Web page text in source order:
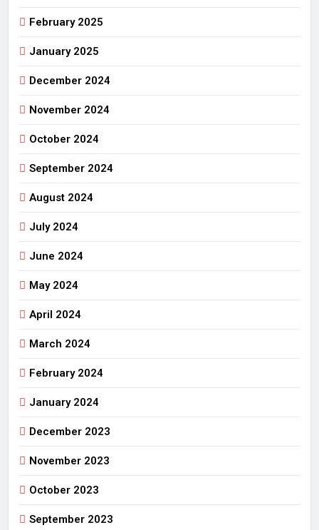
February 2025
January 2025
December 2024
November 2024
October 2024
September 2024
August 2024
July 2024
June 2024
May 2024
April 2024
March 2024
February 2024
January 2024
December 2023
November 2023
October 2023
September 2023